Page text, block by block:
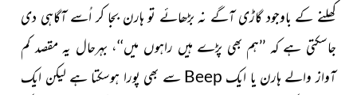
کھلنے کے باوجود گاڑی آگے نہ بڑھائے تو ہارن بجا کر اُسے آگاہی دی
جاسکتی ہے کہ ’’ہم بھی پڑے ہیں راہوں میں‘‘، بہرحال یہ مقصد کم
آواز والے ہارن یا ایک Beep سے بھی پورا ہوسکتا ہے لیکن ایک